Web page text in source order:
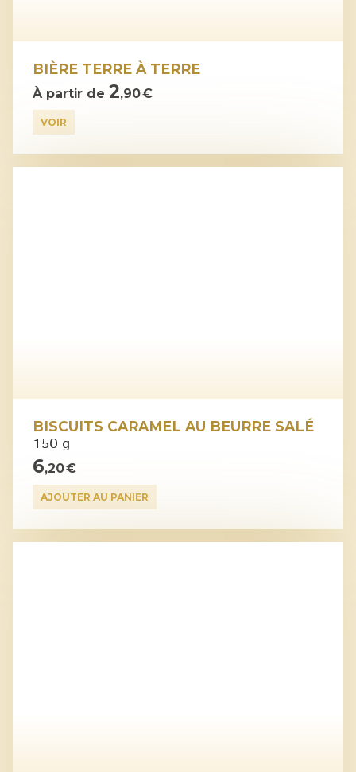
BIÈRE TERRE À TERRE
À partir de 2,90 €
VOIR
BISCUITS CARAMEL AU BEURRE SALÉ
150 g
6,20 €
AJOUTER AU PANIER